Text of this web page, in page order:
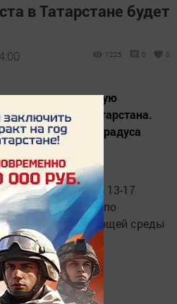
в Татарстане будет
1225 0 0
переменную
территории Татарстана.
составит 20-23 градуса
опустятся до 13-17
Управление по
окружающей среды